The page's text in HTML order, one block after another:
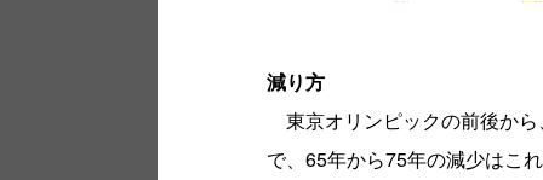
減り方
東京オリンピックの前後か
で、65年から75年の減少はこ